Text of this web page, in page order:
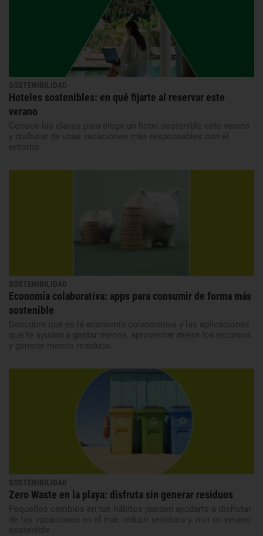
SOSTENIBILIDAD
Hoteles sostenibles: en qué fijarte al reservar este
verano
Conoce las claves para elegir un hotel sostenible este verano
y disfrutar de unas vacaciones más responsables con el
entorno
SOSTENIBILIDAD
Economía colaborativa: apps para consumir de forma más
sostenible
Descubre qué es la economía colaborativa y las aplicaciones
que te ayudan a gastar menos, aprovechar mejor los recursos
y generar menos residuos.
SOSTENIBILIDAD
Zero Waste en la playa: disfruta sin generar residuos
Pequeños cambios en tus hábitos pueden ayudarte a disfrutar
de tus vacaciones en el mar, reducir residuos y vivir un verano
sostenible